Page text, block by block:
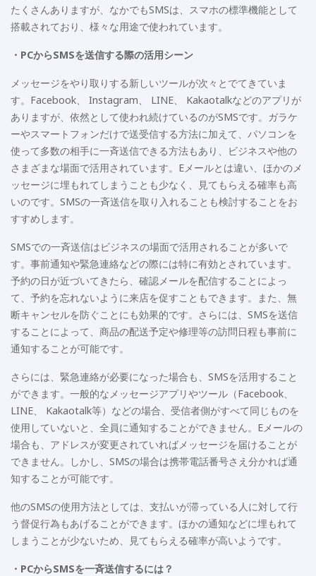
たくさんありますが、なかでもSMSは、スマホの標準機能として
搭載されており、様々な用途で使われています。
・PCからSMSを送信する際の活用シーン
メッセージをやり取りする新しいツールが次々とでてきていま
す。Facebook、 Instagram、 LINE、 Kakaotalkなどのアプリが
ありますが、依然として使われ続けているのがSMSです。ガラケ
ーやスマートフォンだけで送受信する方法に加えて、パソコンを
使って多数の相手に一斉送信できる方法もあり、ビジネスや他の
さまざまな場面で活用されています。Eメールとは違い、ほかのメ
ッセージに埋もれてしまうことも少なく、見てもらえる確率も高
いのです。SMSの一斉送信を取り入れることも検討することをお
すすめします。
SMSでの一斉送信はビジネスの場面で活用されることが多いで
す。事前通知や緊急連絡などの際には特に有効とされています。
予約の日が近づいてきたら、確認メールを配信することによっ
て、予約を忘れないように来店を促すこともできます。また、無
断キャンセルを防ぐことにも効果的です。さらには、SMSを送信
することによって、商品の配送予定や修理等の訪問日程も事前に
通知することが可能です。
さらには、緊急連絡が必要になった場合も、SMSを活用すること
ができます。一般的なメッセージアプリやツール（Facebook、
LINE、 Kakaotalk等）などの場合、受信者側がすべて同じものを
使用していないと、全員に通知することができません。Eメールの
場合も、アドレスが変更されていればメッセージを届けることが
できません。しかし、SMSの場合は携帯電話番号さえ分かれば通
知することが可能です。
他のSMSの使用方法としては、支払いが滞っている人に対して行
う督促行為もあげることができます。ほかの通知などに埋もれて
しまうことが少ないため、見てもらえる確率が高いようです。
・PCからSMSを一斉送信するには？